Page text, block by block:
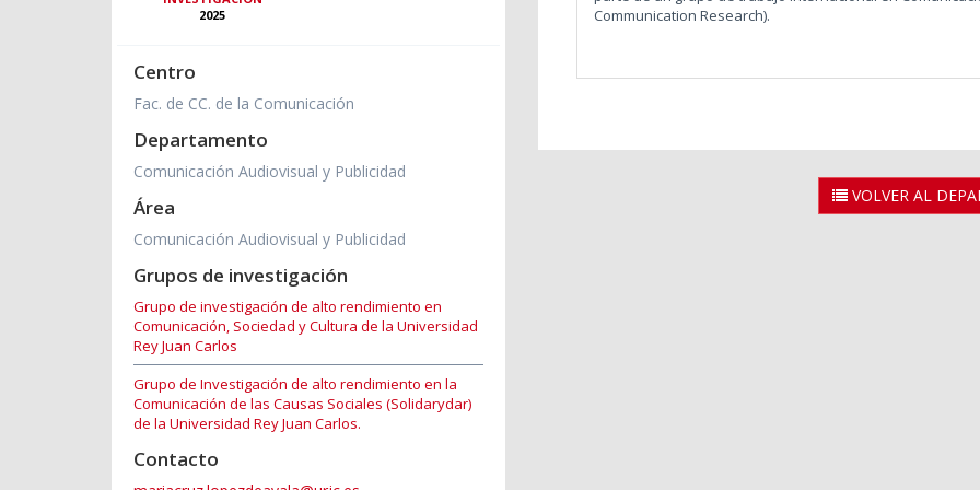
2025
Centro
Fac. de CC. de la Comunicación
Departamento
Comunicación Audiovisual y Publicidad
Área
Comunicación Audiovisual y Publicidad
Grupos de investigación
Grupo de investigación de alto rendimiento en
Comunicación, Sociedad y Cultura de la Universidad
Rey Juan Carlos
Grupo de Investigación de alto rendimiento en la
Comunicación de las Causas Sociales (Solidarydar)
de la Universidad Rey Juan Carlos.
Contacto
Communication Research).
VOLVER AL